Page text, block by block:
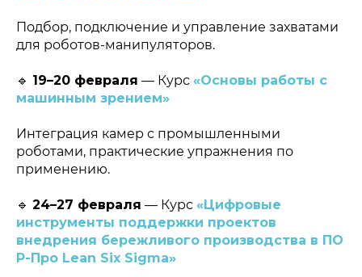
Подбор, подключение и управление захватами
для роботов-манипуляторов.
🔹 19–20 февраля — Курс «Основы работы с
машинным зрением»
Интеграция камер с промышленными
роботами, практические упражнения по
применению.
🔹 24–27 февраля — Курс «Цифровые
инструменты поддержки проектов
внедрения бережливого производства в ПО
Р-Про Lean Six Sigma»